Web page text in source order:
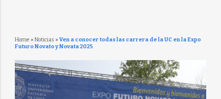
Home » Noticias » Ven a conocer todas las carrera de la UC en la Expo
Futuro Novato y Novata 2025